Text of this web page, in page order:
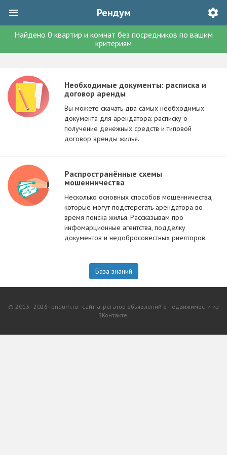
Рендум
Найдено 0 квартир и комнат без посредников по вашим
критериям
Необходимые документы: расписка и
договор аренды
Вы можете скачать два самых необходимых
документа для арендатора: расписку о
получение денежных средств и типовой
договор аренды жилья.
Распространённые схемы
мошенничества
Несколько основных способов мошенничества,
которые могут подстерегать арендатора во
время поиска жилья. Рассказывам про
инфомарционные агентства, подделку
документов и недобросовестных риелторов.
База знаний
© 2013–2026 rendum.ru - сайт-агрегатор объявлений о недвижимости из
ВКонтакте.